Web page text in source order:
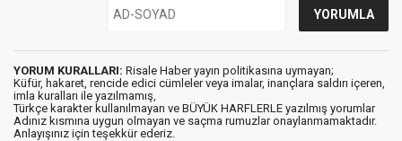
YORUM KURALLARI: Risale Haber yayın politikasına uymayan;
Küfür, hakaret, rencide edici cümleler veya imalar, inançlara saldırı içeren,
imla kuralları ile yazılmamış,
Türkçe karakter kullanılmayan ve BÜYÜK HARFLERLE yazılmış yorumlar
Adınız kısmına uygun olmayan ve saçma rumuzlar onaylanmamaktadır.
Anlayışınız için teşekkür ederiz.